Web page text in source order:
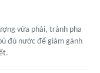
vừa phải, tránh pha
đủ nước để giảm gánh